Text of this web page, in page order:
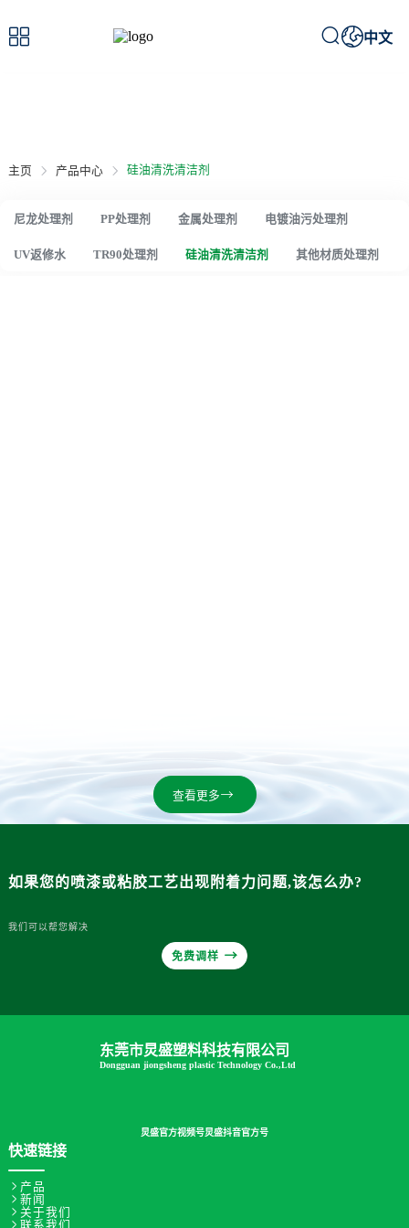
 中文
主页 产品中心 硅油清洗清洁剂
尼龙处理剂 PP处理剂 金属处理剂 电镀油污处理剂
UV返修水 TR90处理剂 硅油清洗清洁剂 其他材质处理剂
查看更多
如果您的喷漆或粘胶工艺出现附着力问题,该怎么办?
我们可以帮您解决
免费调样 
东莞市炅盛塑料科技有限公司
Dongguan jiongsheng plastic Technology Co.,Ltd
炅盛官方视频号炅盛抖音官方号
快速链接
 产品
 新闻
 关于我们
 联系我们